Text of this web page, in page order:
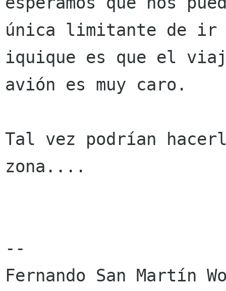
única limitante de ir
iquique es que el
avión es muy caro.
Tal vez podrían
zona....
--
Fernando San Martín